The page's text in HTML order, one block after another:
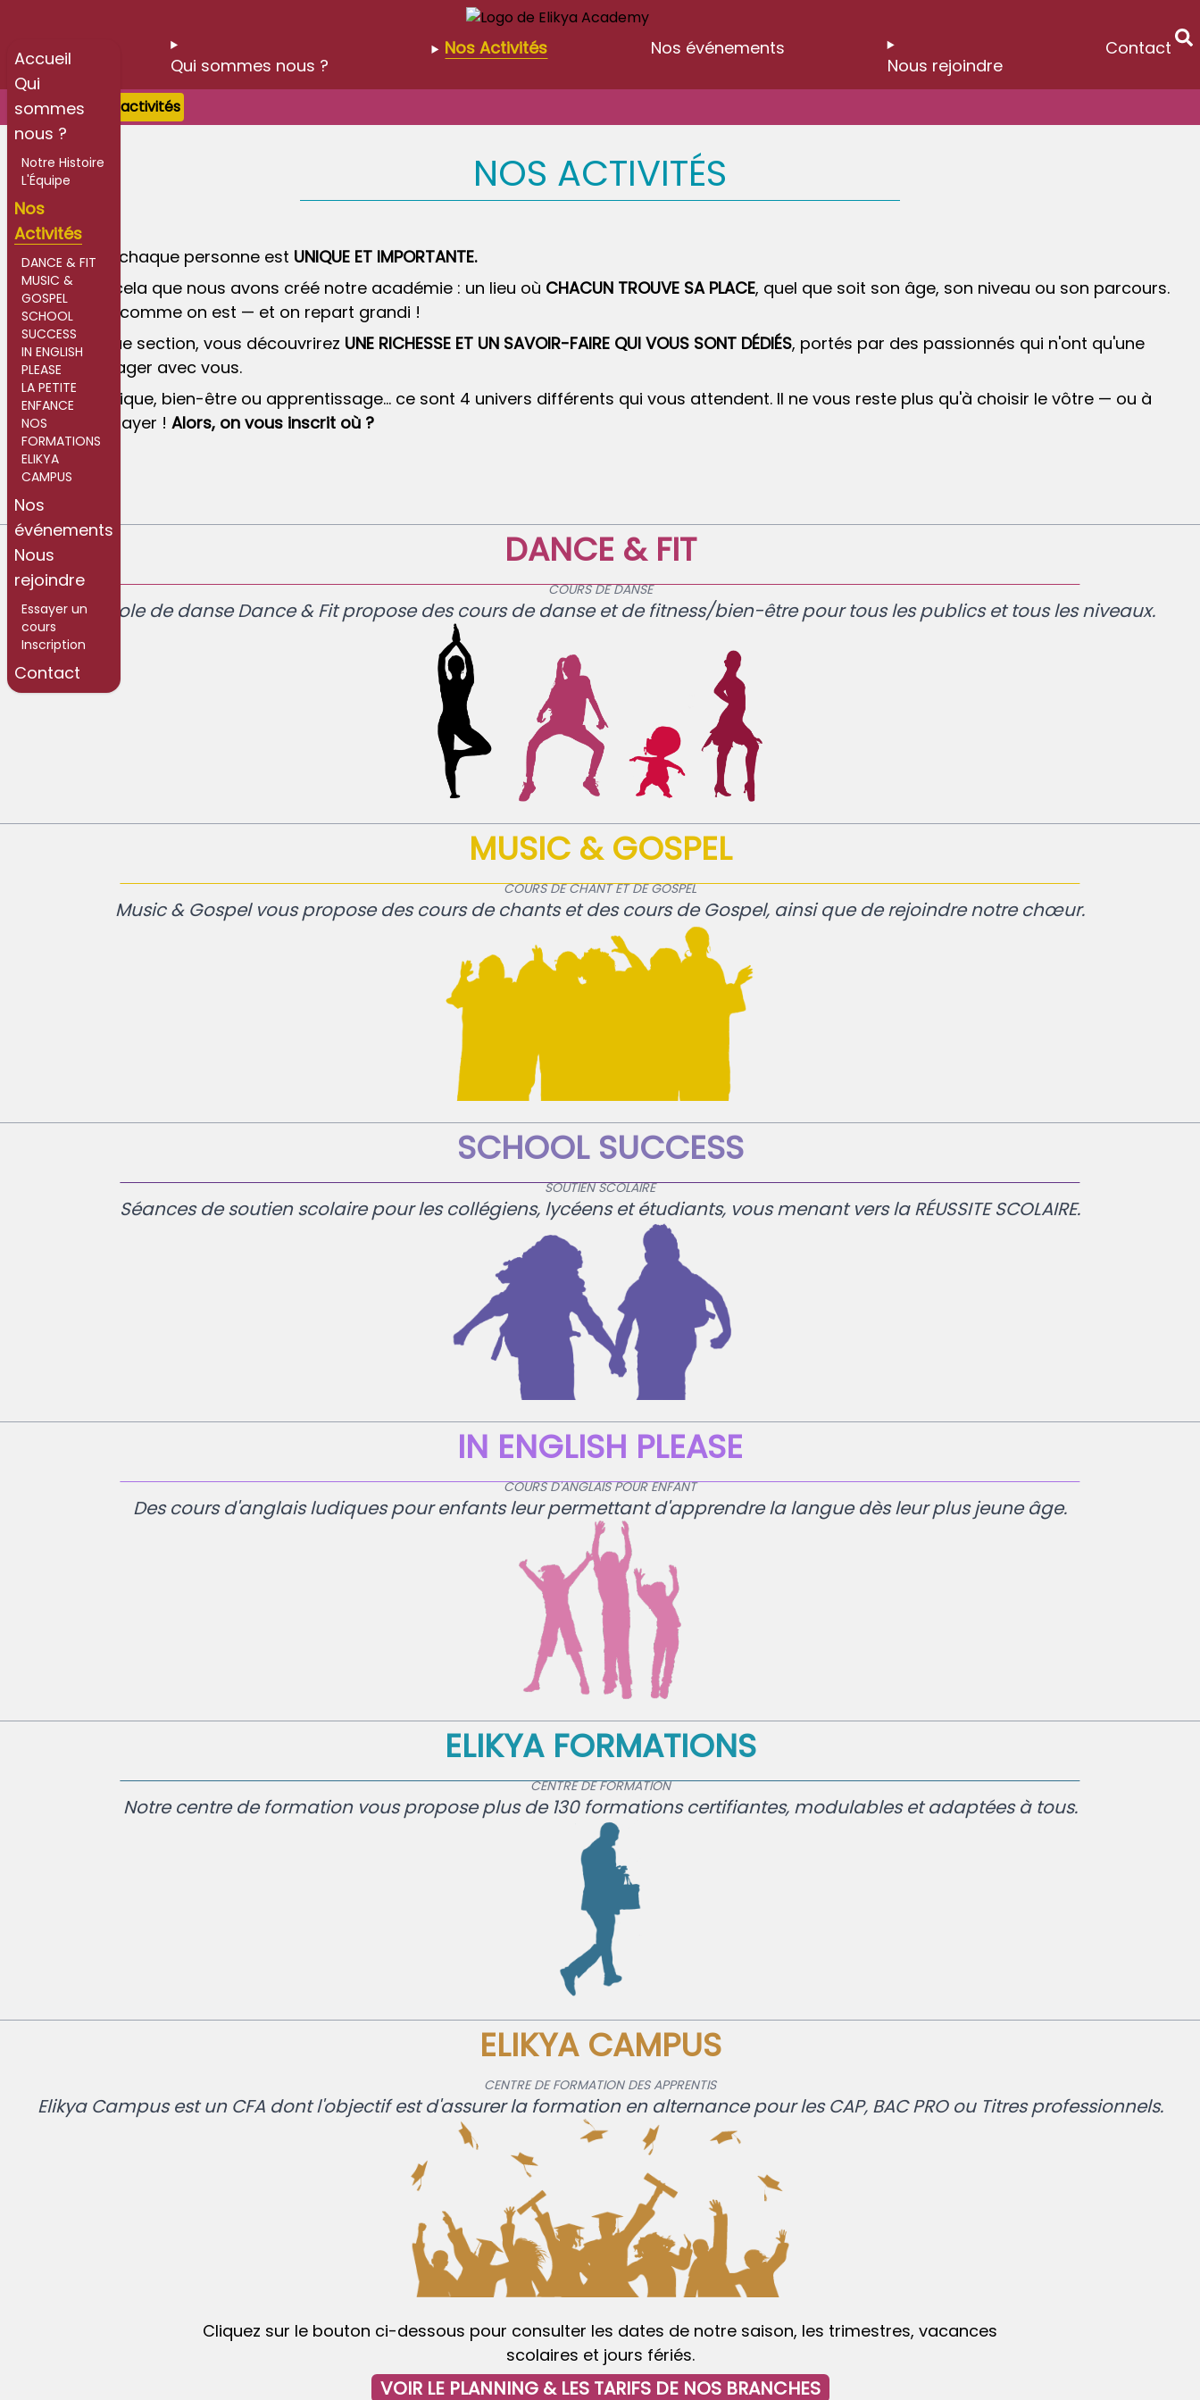
Accueil
Qui
sommes
nous ?
Notre Histoire
L'Équipe
Nos
Activités
DANCE & FIT
MUSIC &
GOSPEL
SCHOOL
SUCCESS
IN ENGLISH
PLEASE
LA PETITE
ENFANCE
NOS
FORMATIONS
ELIKYA
CAMPUS
Nos
événements
Nous
rejoindre
Essayer un
cours
Inscription
Contact
Accueil
Qui sommes nous ?
Nos Activités
Nos événements
Nous rejoindre
Contact
Accueil > Nos activités
NOS ACTIVITÉS
Chez nous, chaque personne est UNIQUE ET IMPORTANTE.
C'est pour cela que nous avons créé notre académie : un lieu où CHACUN TROUVE SA PLACE, quel que soit son âge, son niveau ou son parcours.
Ici, on vient comme on est — et on repart grandi !
Dans chaque section, vous découvrirez UNE RICHESSE ET UN SAVOIR-FAIRE QUI VOUS SONT DÉDIÉS, portés par des passionnés qui n'ont qu'une
envie : partager avec vous.
Danse, musique, bien-être ou apprentissage... ce sont 4 univers différents qui vous attendent. Il ne vous reste plus qu'à choisir le vôtre — ou à
tous les essayer ! Alors, on vous inscrit où ?
DANCE & FIT
COURS DE DANSE
Notre école de danse Dance & Fit propose des cours de danse et de fitness/bien-être pour tous les publics et tous les niveaux.
MUSIC & GOSPEL
COURS DE CHANT ET DE GOSPEL
Music & Gospel vous propose des cours de chants et des cours de Gospel, ainsi que de rejoindre notre chœur.
SCHOOL SUCCESS
SOUTIEN SCOLAIRE
Séances de soutien scolaire pour les collégiens, lycéens et étudiants, vous menant vers la RÉUSSITE SCOLAIRE.
IN ENGLISH PLEASE
COURS D'ANGLAIS POUR ENFANT
Des cours d'anglais ludiques pour enfants leur permettant d'apprendre la langue dès leur plus jeune âge.
ELIKYA FORMATIONS
CENTRE DE FORMATION
Notre centre de formation vous propose plus de 130 formations certifiantes, modulables et adaptées à tous.
ELIKYA CAMPUS
CENTRE DE FORMATION DES APPRENTIS
Elikya Campus est un CFA dont l'objectif est d'assurer la formation en alternance pour les CAP, BAC PRO ou Titres professionnels.
Cliquez sur le bouton ci-dessous pour consulter les dates de notre saison, les trimestres, vacances
scolaires et jours fériés.
VOIR LE PLANNING & LES TARIFS DE NOS BRANCHES